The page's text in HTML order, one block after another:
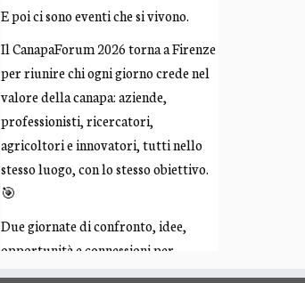
E poi ci sono eventi che si vivono.
Il CanapaForum 2026 torna a Firenze
per riunire chi ogni giorno crede nel
valore della canapa: aziende,
professionisti, ricercatori,
agricoltori e innovatori, tutti nello
stesso luogo, con lo stesso obiettivo.
🎯
Due giornate di confronto, idee,
opportunità e connessioni per
costruire insieme il futuro di